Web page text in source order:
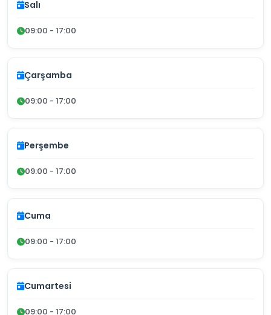
Salı
09:00 - 17:00
Çarşamba
09:00 - 17:00
Perşembe
09:00 - 17:00
Cuma
09:00 - 17:00
Cumartesi
09:00 - 17:00